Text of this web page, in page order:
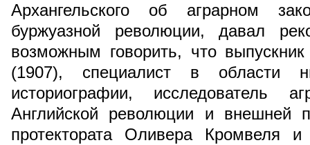
Архангельского об аграрном
буржуазной революции, давал
возможным говорить, что выпускник
(1907), специалист в области
историографии, исследователь
Английской революции и внешней
протектората Оливера Кромвеля и